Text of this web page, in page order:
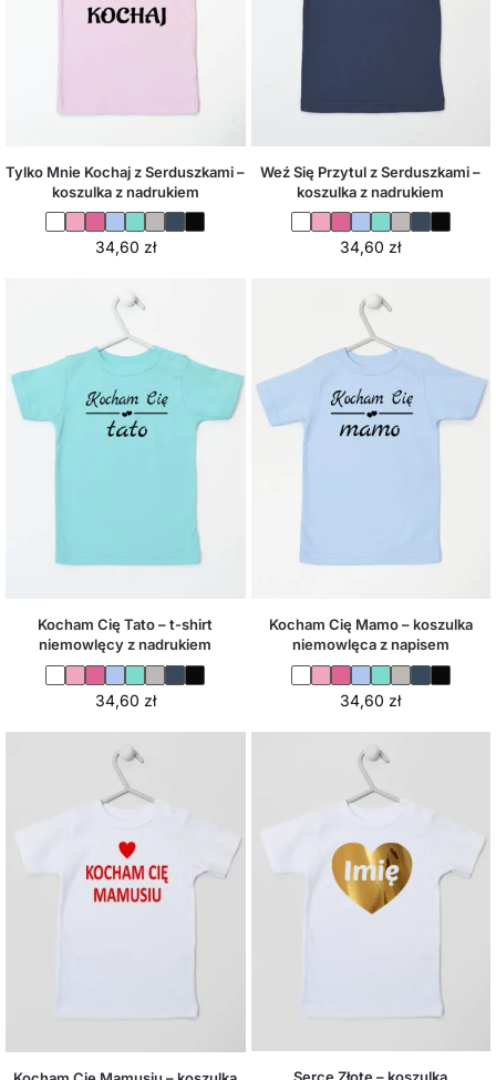
Tylko Mnie Kochaj z Serduszkami –
koszulka z nadrukiem
34,60 zł
Weź Się Przytul z Serduszkami –
koszulka z nadrukiem
34,60 zł
Kocham Cię Tato – t-shirt
niemowlęcy z nadrukiem
34,60 zł
Kocham Cię Mamo – koszulka
niemowlęca z napisem
34,60 zł